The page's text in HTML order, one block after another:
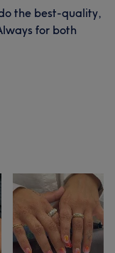
the best-quality,
for both